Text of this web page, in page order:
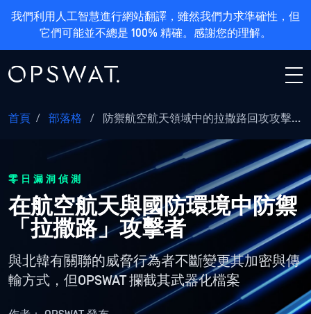
我們利用人工智慧進行網站翻譯，雖然我們力求準確性，但
它們可能並不總是 100% 精確。感謝您的理解。
首頁 / 部落格 / 防禦航空航天領域中的拉撒路回攻攻擊…
零日漏洞偵測
在航空航天與國防環境中防禦
「拉撒路」攻擊者
與北韓有關聯的威脅行為者不斷變更其加密與傳
輸方式，但OPSWAT 攔截其武器化檔案